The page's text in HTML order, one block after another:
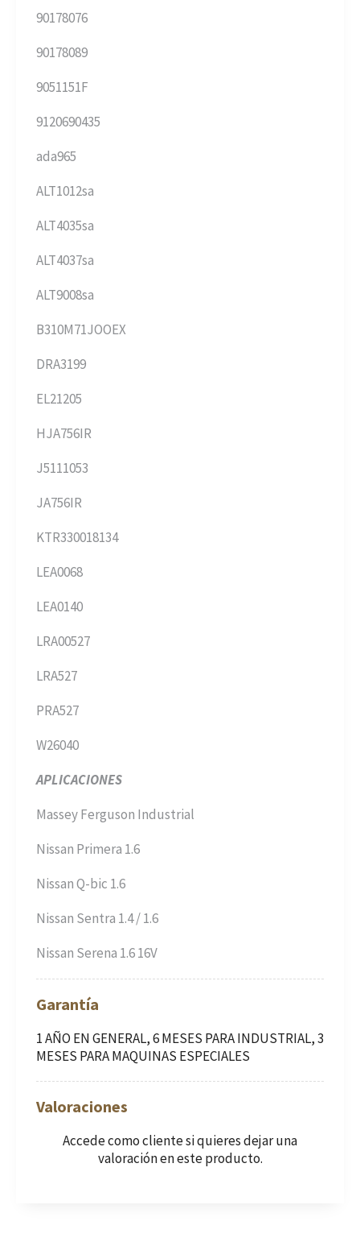
90178076
90178089
9051151F
9120690435
ada965
ALT1012sa
ALT4035sa
ALT4037sa
ALT9008sa
B310M71JOOEX
DRA3199
EL21205
HJA756IR
J5111053
JA756IR
KTR330018134
LEA0068
LEA0140
LRA00527
LRA527
PRA527
W26040
APLICACIONES
Massey Ferguson Industrial
Nissan Primera 1.6
Nissan Q-bic 1.6
Nissan Sentra 1.4 / 1.6
Nissan Serena 1.6 16V
Garantía
1 AÑO EN GENERAL, 6 MESES PARA INDUSTRIAL, 3
MESES PARA MAQUINAS ESPECIALES
Valoraciones
Accede como clientesi quieres dejar una
valoración en este producto.